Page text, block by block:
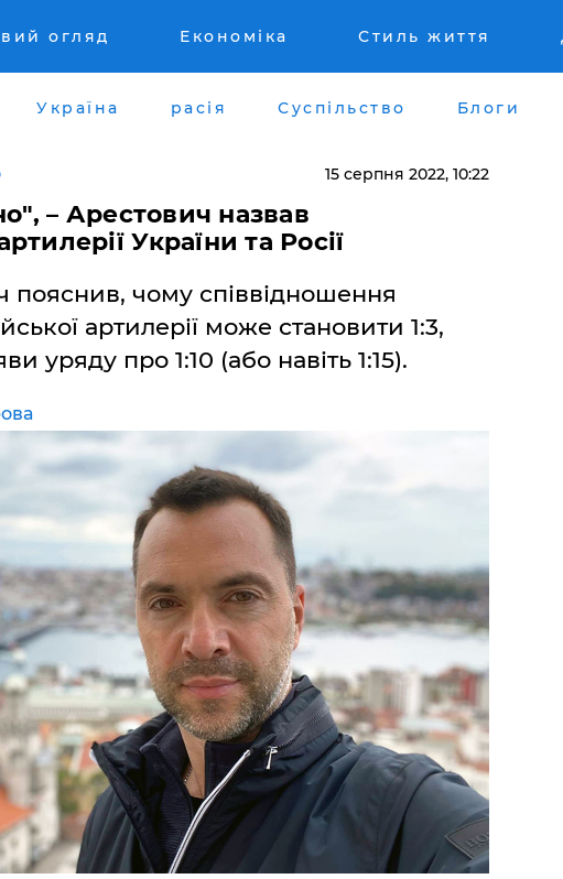
огляд Економіка Стиль життя
Україна расія Суспільство Блоги
15 серпня 2022, 10:22
– Арестович назвав
України та Росії
пояснив, чому співвідношення
артилерії може становити 1:3,
уряду про 1:10 (або навіть 1:15).